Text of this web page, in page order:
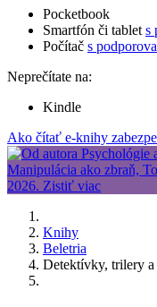
Pocketbook
Smartfón či tablet s
Počítač s
Neprečítate na:
Kindle
Ako čítať e-knihy
Knihy
Beletria
Detektívky, trilery